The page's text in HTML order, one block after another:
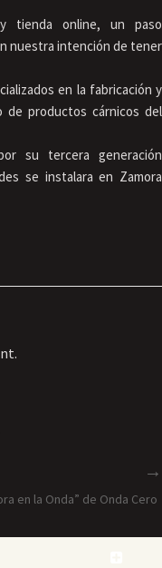
tienda online, un paso
nuestra intención de tener
en la fabricación y
de productos cárnicos del
su tercera generación
se instalara en Zamora
en la Onda” de Onda Cero